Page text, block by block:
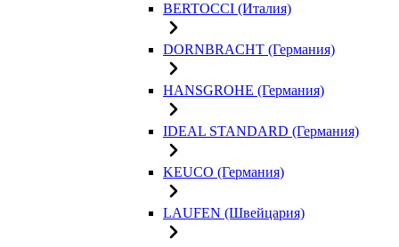
BERTOCCI (Италия)
DORNBRACHT (Германия)
HANSGROHE (Германия)
IDEAL STANDARD (Германия)
KEUCO (Германия)
LAUFEN (Швейцария)